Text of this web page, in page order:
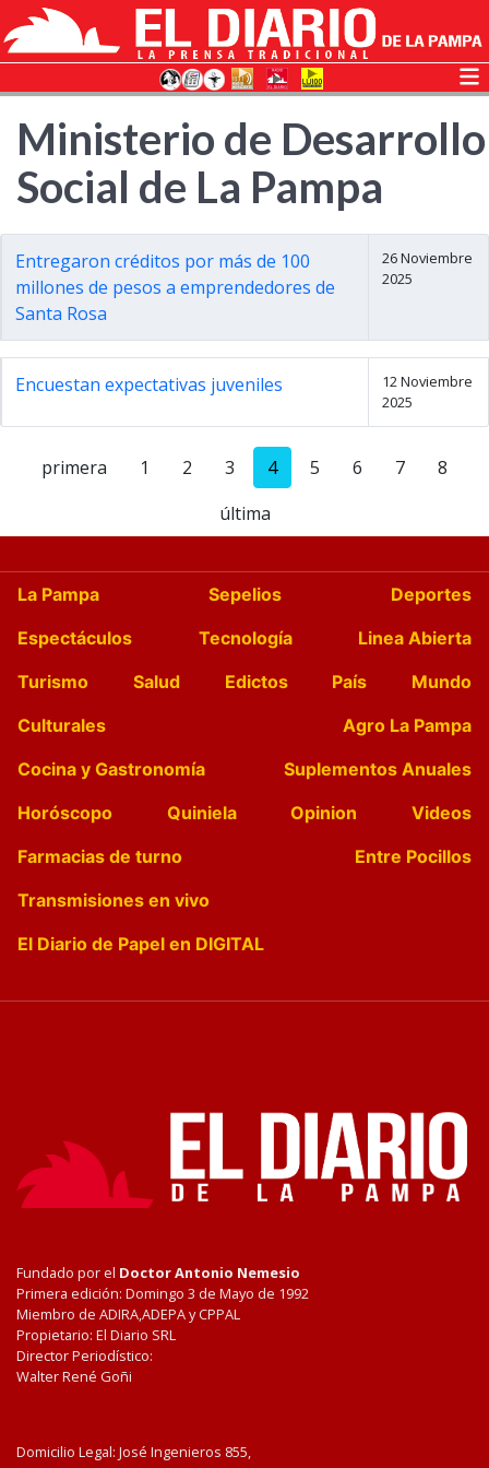
Ministerio de Desarrollo
Social de La Pampa
Entregaron créditos por más de 100
millones de pesos a emprendedores de
Santa Rosa
26 Noviembre
2025
Encuestan expectativas juveniles
12 Noviembre
2025
primera 1 2 3 4 5 6 7
8
última
La Pampa Sepelios
Deportes
Espectáculos
Tecnología
Linea Abierta
Turismo
Salud Edictos País
Mundo
Culturales
Agro La Pampa
Cocina y Gastronomía
Suplementos Anuales
Horóscopo
Quiniela Opinion
Videos
Farmacias de turno
Entre Pocillos
Transmisiones en vivo
El Diario de Papel en DIGITAL
Fundado por el Doctor Antonio Nemesio
Primera edición: Domingo 3 de Mayo de 1992
Miembro de ADIRA,ADEPA y CPPAL
Propietario: El Diario SRL
Director Periodístico:
Walter René Goñi
Domicilio Legal: José Ingenieros 855,